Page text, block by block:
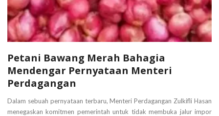
Petani Bawang Merah Bahagia
Mendengar Pernyataan Menteri
Perdagangan
Dalam sebuah pernyataan terbaru, Menteri Perdagangan Zulkifli Hasan
menegaskan komitmen pemerintah untuk tidak membuka jalur impor